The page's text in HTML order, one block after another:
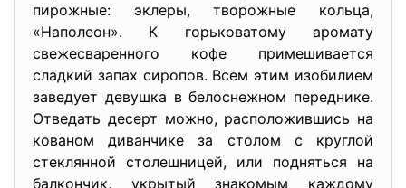
пирожные: эклеры, творожные кольца,
«Наполеон». К горьковатому аромату
свежесваренного кофе примешивается
сладкий запах сиропов. Всем этим изобилием
заведует девушка в белоснежном переднике.
Отведать десерт можно, расположившись на
кованом диванчике за столом с круглой
стеклянной столешницей, или подняться на
балкончик, укрытый знакомым каждому